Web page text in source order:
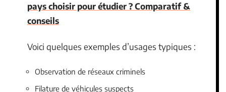
pays choisir pour étudier ? Comparatif &
conseils
Voici quelques exemples d’usages typiques :
Observation de réseaux criminels
Filature de véhicules suspects